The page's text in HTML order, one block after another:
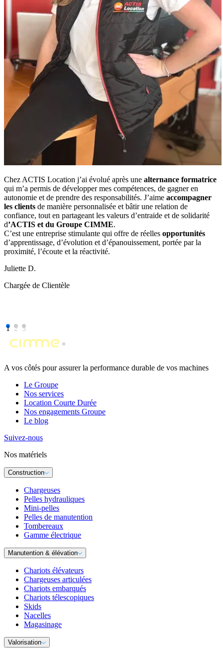
Chez ACTIS Location j’ai évolué après une alternance formatrice
qui m’a permis de développer mes compétences, de gagner en
autonomie et de prendre des responsabilités. J’aime accompagner
les clients de manière personnalisée et bâtir une relation de
confiance, tout en partageant les valeurs d’entraide et de solidarité
d’ACTIS et du Groupe CIMME.
C’est une entreprise stimulante qui offre de réelles opportunités
d’apprentissage, d’évolution et d’épanouissement, portée par la
proximité, l’écoute et la réactivité.
Juliette D.
Chargée de Clientèle
1 2 3
A vos côtés pour assurer la performance durable de vos machines
Le Groupe
Nos services
Location Courte Durée
Nos engagements Groupe
Le blog
Suivez-nous
Nos matériels
Construction
Chargeuses
Pelles hydrauliques
Mini-pelles
Pelles de manutention
Tombereaux
Gamme électrique
Manutention & élévation
Chariots élévateurs
Chargeuses articulées
Chariots embarqués
Chariots télescopiques
Skids
Nacelles
Magasinage
Valorisation